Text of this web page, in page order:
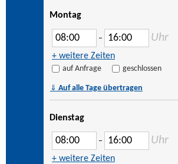
Montag
– Uhr
+ weitere Zeiten
auf Anfrage geschlossen
⇓ Auf alle Tage übertragen
Dienstag
– Uhr
+ weitere Zeiten